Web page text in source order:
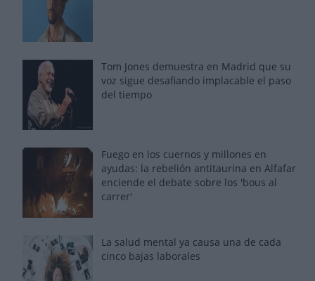
Tom Jones demuestra en Madrid que su
voz sigue desafiando implacable el paso
del tiempo
Fuego en los cuernos y millones en
ayudas: la rebelión antitaurina en Alfafar
enciende el debate sobre los 'bous al
carrer'
La salud mental ya causa una de cada
cinco bajas laborales